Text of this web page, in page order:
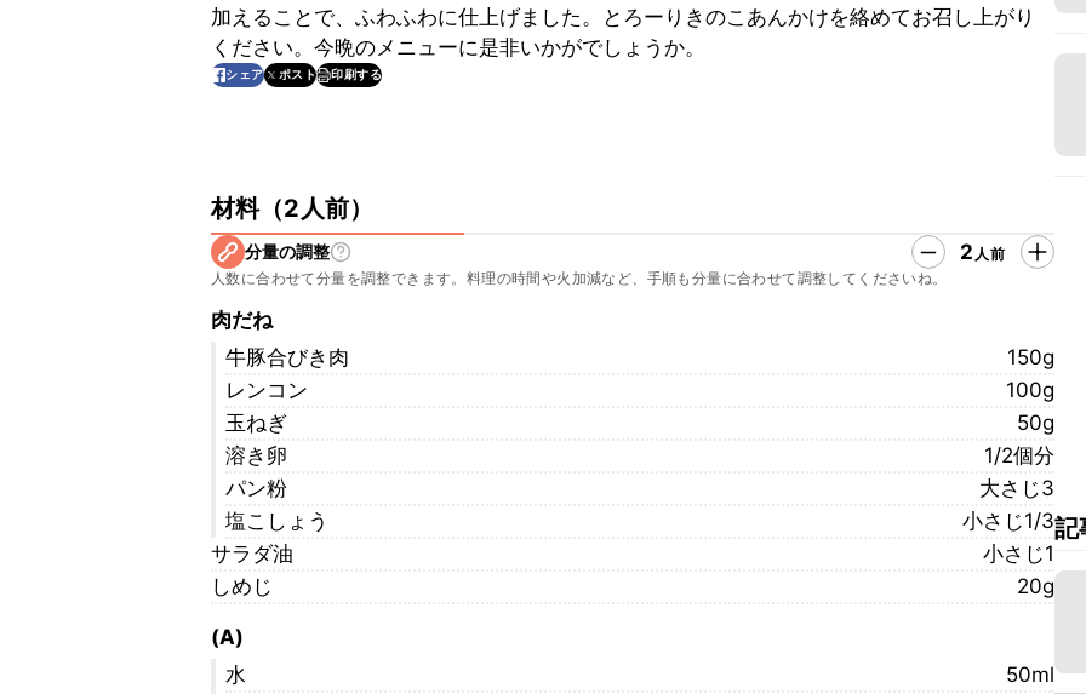
加えることで、ふわふわに仕上げました。とろーりきのこあんかけを絡めてお召し上がり
ください。今晩のメニューに是非いかがでしょうか。
シェア ポスト 印刷する
材料（2人前）
分量の調整 2 人前
人数に合わせて分量を調整できます。料理の時間や火加減など、手順も分量に合わせて調整してくださいね。
肉だね
牛豚合びき肉
150g
レンコン
100g
玉ねぎ
50g
溶き卵
1/2個分
パン粉
大さじ3
塩こしょう
小さじ1/3
サラダ油
小さじ1
しめじ
20g
(A)
水
50ml
記